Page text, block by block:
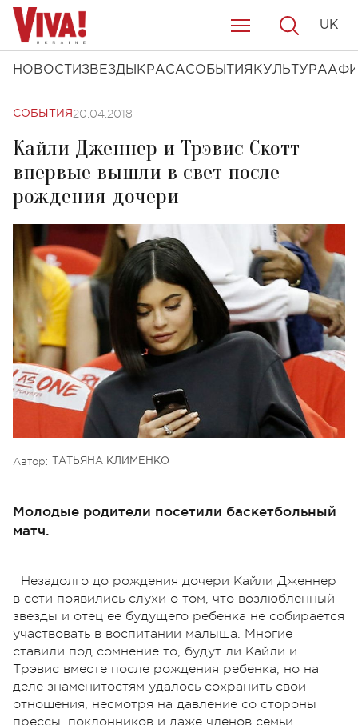
НОВОСТИ ЗВЕЗДЫ КРАСАСОБЫТИЯ КУЛЬТУРА
UK
СОБЫТИЯ 20.04.2018
Кайли Дженнер и Трэвис Скотт
впервые вышли в свет после
рождения дочери
Автор: ТАТЬЯНА КЛИМЕНКО
Молодые родители посетили баскетбольный
матч.
Незадолго до рождения дочери Кайли Дженнер
в сети появились слухи о том, что возлюбленный
звезды и отец ее будущего ребенка не собирается
участвовать в воспитании малыша. Многие
ставили под сомнение то, будут ли Кайли и
Трэвис вместе после рождения ребенка, но на
деле знаменитостям удалось сохранить свои
отношения, несмотря на давление со стороны
прессы, поклонников и даже членов семьи,